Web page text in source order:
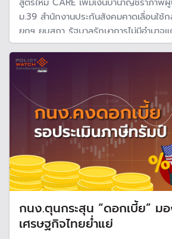
ม.39 สำนักงานประกันสังคมคาดเลื่อนใช้
ยกฯ ยุบสภา รัฐบาลรักษาการไม่มีอำนาจ
กนง.ตุนกระสุน “ดอกเบี้ย” ม
เศรษฐกิจไทยย่ำแย่